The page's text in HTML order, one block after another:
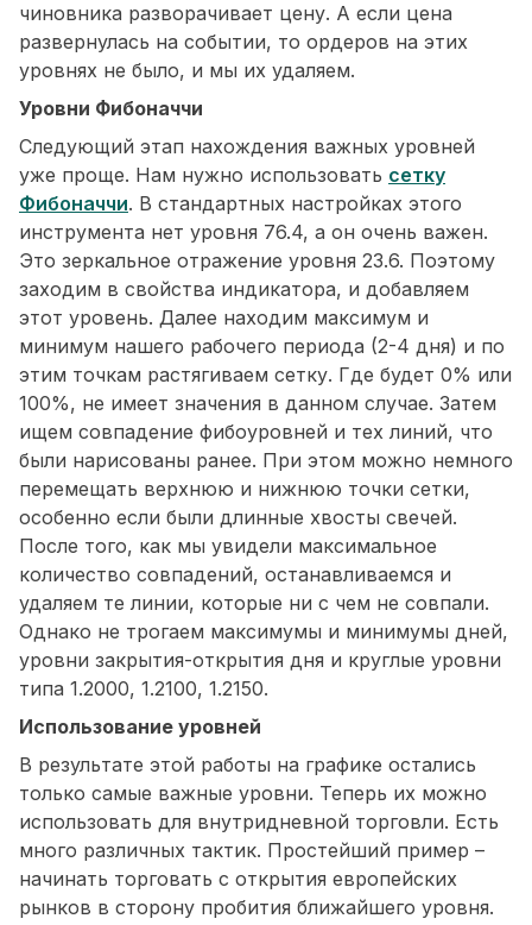
чиновника разворачивает цену. А если цена
развернулась на событии, то ордеров на этих
уровнях не было, и мы их удаляем.
Уровни Фибоначчи
Следующий этап нахождения важных уровней
уже проще. Нам нужно использовать сетку
Фибоначчи. В стандартных настройках этого
инструмента нет уровня 76.4, а он очень важен.
Это зеркальное отражение уровня 23.6. Поэтому
заходим в свойства индикатора, и добавляем
этот уровень. Далее находим максимум и
минимум нашего рабочего периода (2-4 дня) и по
этим точкам растягиваем сетку. Где будет 0% или
100%, не имеет значения в данном случае. Затем
ищем совпадение фибоуровней и тех линий, что
были нарисованы ранее. При этом можно немного
перемещать верхнюю и нижнюю точки сетки,
особенно если были длинные хвосты свечей.
После того, как мы увидели максимальное
количество совпадений, останавливаемся и
удаляем те линии, которые ни с чем не совпали.
Однако не трогаем максимумы и минимумы дней,
уровни закрытия-открытия дня и круглые уровни
типа 1.2000, 1.2100, 1.2150.
Использование уровней
В результате этой работы на графике остались
только самые важные уровни. Теперь их можно
использовать для внутридневной торговли. Есть
много различных тактик. Простейший пример –
начинать торговать с открытия европейских
рынков в сторону пробития ближайшего уровня.